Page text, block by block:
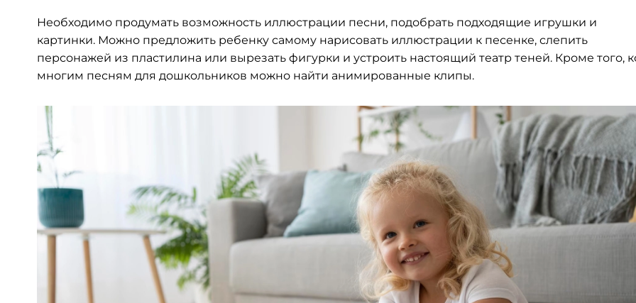
Необходимо продумать возможность иллюстрации песни, подобрать подходящие игрушки и
картинки. Можно предложить ребенку самому нарисовать иллюстрации к песенке, слепить
персонажей из пластилина или вырезать фигурки и устроить настоящий театр теней. Кроме того,
многим песням для дошкольников можно найти анимированные клипы.